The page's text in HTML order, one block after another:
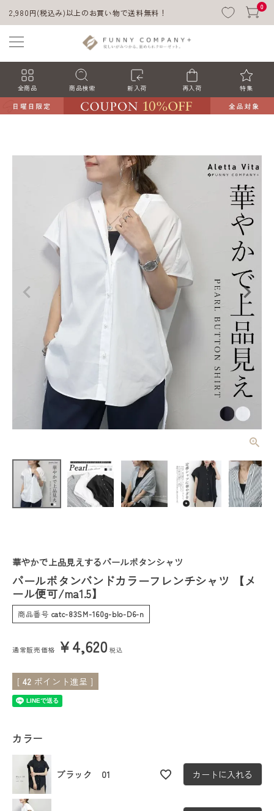
2,980円(税込み)以上のお買い物で送料無料！
0
全商品 商品検索 新入荷 再入荷 特集
ACCOUNT MENU
ようこそ ゲスト 様
会員登録
パールボタン
バンドカラー
フレンチシャ
ツ 【メール
便可/ma1.
(税込)
レディーストップス
レディースボトムス
会員ステージ特典プログラムについて
ご利用ガイド
華やかで上品見えするパールボタンシャツ
パールボタンバンドカラーフレンチシャツ 【メ
ール便可/ma1.5】
商品番号 catc-83SM-160g-blo-D6-n
通常販売価格 ¥4,620 税込
[ 42 ポイント進呈 ]
カラー
ブラック 01 カートに入れる